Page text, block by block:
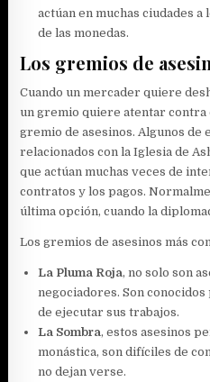
actúan en muchas ciudades
de las monedas.
Los gremios de
Cuando un mercader quiere
un gremio quiere atentar
gremio de asesinos. Algunos de
relacionados con la Iglesia de
que actúan muchas veces de
contratos y los pagos.
última opción, cuando la
Los gremios de asesinos más
La Pluma Roja, no solo son
negociadores. Son
de ejecutar sus trabajos.
La Sombra, estos asesinos
monástica, son difíciles de
no dejan verse.